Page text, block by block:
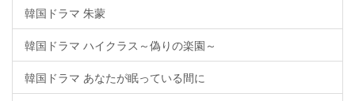
韓国ドラマ 朱蒙
韓国ドラマ ハイクラス～偽りの楽園～
韓国ドラマ あなたが眠っている間に